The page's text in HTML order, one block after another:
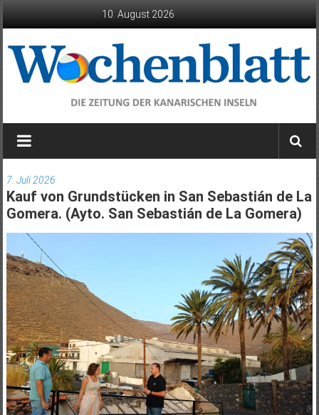
10. August 2026
Wochenblatt
die
der
Kanarischen
Inseln
7. Juli 2026
Kauf von Grundstücken in San Sebastián de La
Gomera. (Ayto. San Sebastián de La Gomera)